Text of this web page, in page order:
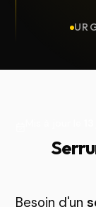
Besoin d'un